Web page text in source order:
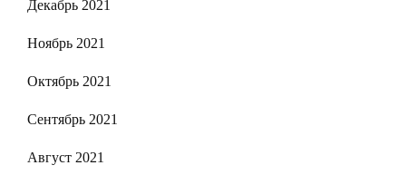
Декабрь 2021
Ноябрь 2021
Октябрь 2021
Сентябрь 2021
Август 2021